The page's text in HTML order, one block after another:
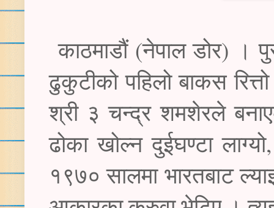
काठमाडौं (नेपाल डोर) ।
ढुकुटीको पहिलो बाकस
श्री ३ चन्द्र शमशेरले
ढोका खोल्न दुईघण्टा
१९७० सालमा भारतबाट